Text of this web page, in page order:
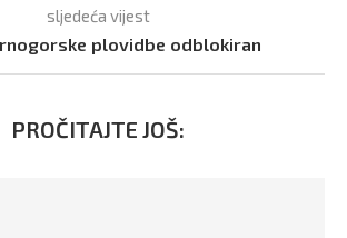
sljedeća vijest
plovidbe odblokiran
PROČITAJTE JOŠ: